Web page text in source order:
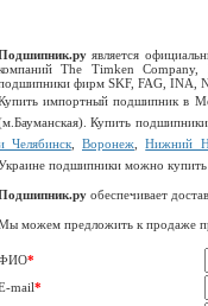
является
The Timken
фирм SKF, FAG, INA,
импортный подшипник в
Купить
Челябинск, Воронеж ,Нижний
подшипники можно купить
обеспечивает
можем предложить к продаже
*
mail*